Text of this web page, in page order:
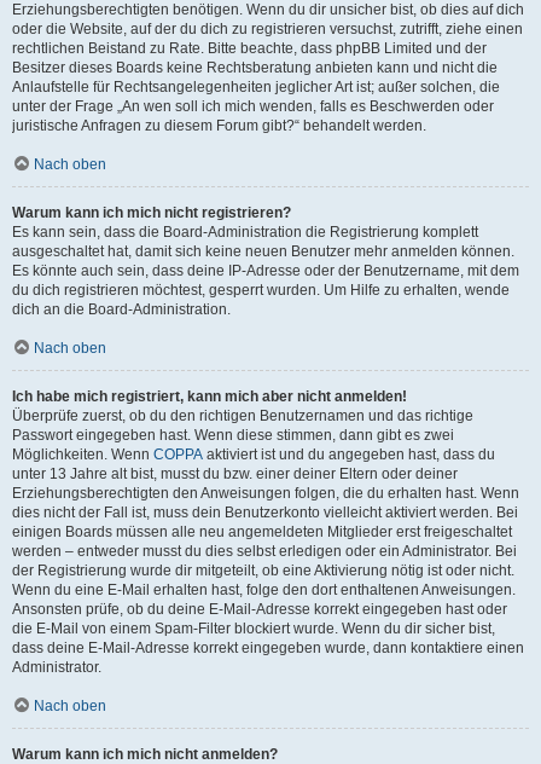
Erziehungsberechtigten benötigen. Wenn du dir unsicher bist, ob dies auf dich
oder die Website, auf der du dich zu registrieren versuchst, zutrifft, ziehe einen
rechtlichen Beistand zu Rate. Bitte beachte, dass phpBB Limited und der
Besitzer dieses Boards keine Rechtsberatung anbieten kann und nicht die
Anlaufstelle für Rechtsangelegenheiten jeglicher Art ist; außer solchen, die
unter der Frage „An wen soll ich mich wenden, falls es Beschwerden oder
juristische Anfragen zu diesem Forum gibt?“ behandelt werden.
Nach oben
Warum kann ich mich nicht registrieren?
Es kann sein, dass die Board-Administration die Registrierung komplett
ausgeschaltet hat, damit sich keine neuen Benutzer mehr anmelden können.
Es könnte auch sein, dass deine IP-Adresse oder der Benutzername, mit dem
du dich registrieren möchtest, gesperrt wurden. Um Hilfe zu erhalten, wende
dich an die Board-Administration.
Nach oben
Ich habe mich registriert, kann mich aber nicht anmelden!
Überprüfe zuerst, ob du den richtigen Benutzernamen und das richtige
Passwort eingegeben hast. Wenn diese stimmen, dann gibt es zwei
Möglichkeiten. Wenn COPPA aktiviert ist und du angegeben hast, dass du
unter 13 Jahre alt bist, musst du bzw. einer deiner Eltern oder deiner
Erziehungsberechtigten den Anweisungen folgen, die du erhalten hast. Wenn
dies nicht der Fall ist, muss dein Benutzerkonto vielleicht aktiviert werden. Bei
einigen Boards müssen alle neu angemeldeten Mitglieder erst freigeschaltet
werden – entweder musst du dies selbst erledigen oder ein Administrator. Bei
der Registrierung wurde dir mitgeteilt, ob eine Aktivierung nötig ist oder nicht.
Wenn du eine E-Mail erhalten hast, folge den dort enthaltenen Anweisungen.
Ansonsten prüfe, ob du deine E-Mail-Adresse korrekt eingegeben hast oder
die E-Mail von einem Spam-Filter blockiert wurde. Wenn du dir sicher bist,
dass deine E-Mail-Adresse korrekt eingegeben wurde, dann kontaktiere einen
Administrator.
Nach oben
Warum kann ich mich nicht anmelden?